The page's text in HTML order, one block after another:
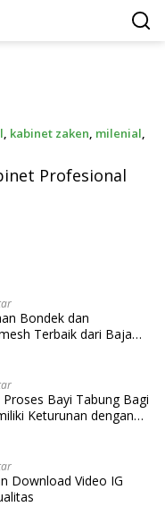
, kabinet zaken, milenial,
Profesional
Bondek dan
Terbaik dari Baja
Bayi Tabung Bagi
Keturunan dengan
Download Video IG